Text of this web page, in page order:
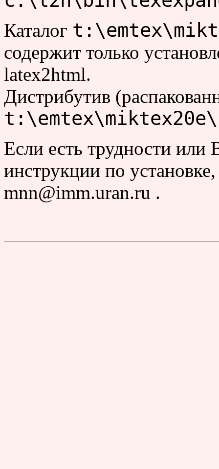
Каталог
содержит только
latex2html.
Дистрибутив
Если есть трудности или
инструкции по
mnn@imm.uran.ru .